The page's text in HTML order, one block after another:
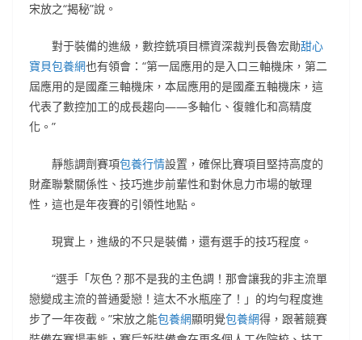
宋放之“揭秘”說。
對于裝備的進級，數控銑項目標資深裁判長魯宏勛甜心
寶貝包養網也有領會：“第一屆應用的是入口三軸機床，第二
屆應用的是國產三軸機床，本屆應用的是國產五軸機床，這
代表了數控加工的成長趨向——多軸化、復雜化和高精度
化。”
靜態調劑賽項包養行情設置，確保比賽項目堅持高度的
財產聯繫關係性、技巧進步前輩性和對休息力市場的敏理
性，這也是年夜賽的引領性地點。
現實上，進級的不只是裝備，還有選手的技巧程度。
“選手「灰色？那不是我的主色調！那會讓我的非主流單
戀變成主流的普通愛戀！這太不水瓶座了！」的均勻程度進
步了一年夜截。”宋放之能包養網顯明覺包養網得，跟著競賽